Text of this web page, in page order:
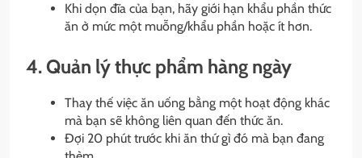
Khi dọn đĩa của bạn, hãy giới hạn khẩu phần thức
ăn ở mức một muỗng/khẩu phần hoặc ít hơn.
4. Quản lý thực phẩm hàng ngày
Thay thế việc ăn uống bằng một hoạt động khác
mà bạn sẽ không liên quan đến thức ăn.
Đợi 20 phút trước khi ăn thứ gì đó mà bạn đang